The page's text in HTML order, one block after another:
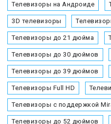
Телевизоры на Андроиде
3D телевизоры
Телевизоры до 21 дюйма
Телевизоры до 30 дюймов
Телевизоры до 39 дюймов
Телевизоры Full HD
Телевизоры с поддержкой
Телевизоры до 52 дюймов